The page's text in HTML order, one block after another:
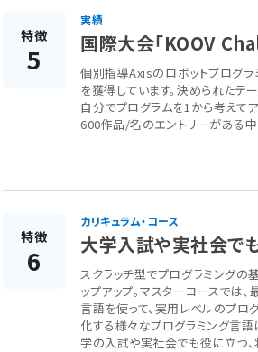
特徴
5
実績
国際大会「KOOV
個別指導Axisのロボットプログ
を獲得しています。決められたテ
自分でプログラムを1から考えて
600作品/名のエントリーがある中
特徴
6
カリキュラム・コース
大学入試や実社会で
スクラッチ型でプログラミングの
ップアップ。マスターコースでは
言語を使って、実用レベルのプロ
化する様々なプログラミング言
学の入試や実社会でも役に立つ